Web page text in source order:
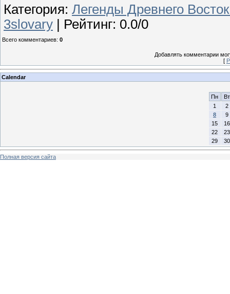
Категория: Легенды Древнего
3slovary
Рейтинг: 0.0/0
Всего комментариев: 0
Добавлять комментарии
[
Calendar
Пн
Вт
1
2
8
9
15
16
22
23
29
30
Полная версия сайта